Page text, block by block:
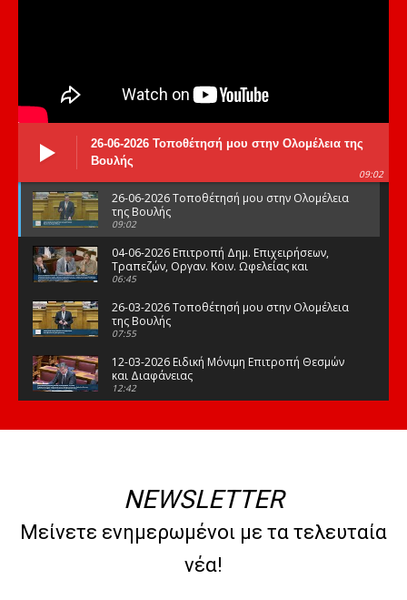
26-06-2026 Τοποθέτησή μου στην Ολομέλεια της
Βουλής
09:02
26-06-2026 Τοποθέτησή μου στην Ολομέλεια
της Βουλής
09:02
04-06-2026 Επιτροπή Δημ. Επιχειρήσεων,
Τραπεζών, Οργαν. Κοιν. Ωφελείας και
Φορέων Κοινων. Ασφάλισης
06:45
26-03-2026 Τοποθέτησή μου στην Ολομέλεια
της Βουλής
07:55
12-03-2026 Ειδική Μόνιμη Επιτροπή Θεσμών
και Διαφάνειας
12:42
της Βουλής
08:47
10-02-2026 Διαρκής Επιτροπή Μορφωτικών
Υποθέσεων
NEWSLETTER
Μείνετε ενημερωμένοι με τα τελευταία
νέα!